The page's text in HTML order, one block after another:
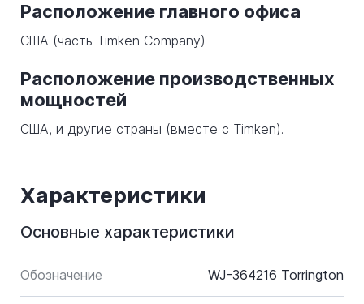
Расположение главного офиса
США (часть Timken Company)
Расположение производственных
мощностей
США, и другие страны (вместе с Timken).
Характеристики
Основные характеристики
Обозначение WJ-364216 Torrington